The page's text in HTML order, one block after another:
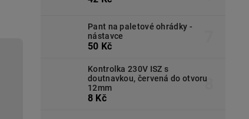
Pant na paletové ohrádky -
nástavce
50 Kč
Kontrolka 230V ISZ s
doutnavkou, červená do otvoru
12mm
8 Kč